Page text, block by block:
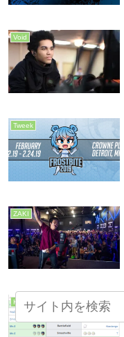
Void
Tweek
ZAKI
Kameme